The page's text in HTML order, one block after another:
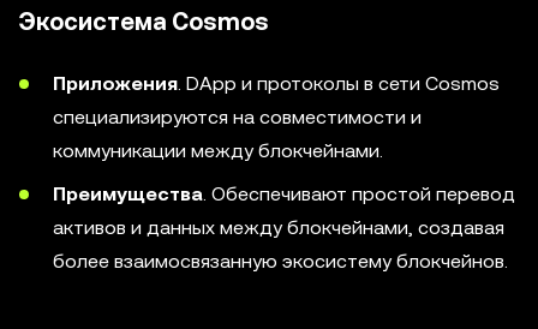
Экосистема Cosmos
Приложения. DApp и протоколы в сети Cosmos
специализируются на совместимости и
коммуникации между блокчейнами.
Преимущества. Обеспечивают простой перевод
активов и данных между блокчейнами, создавая
более взаимосвязанную экосистему блокчейнов.